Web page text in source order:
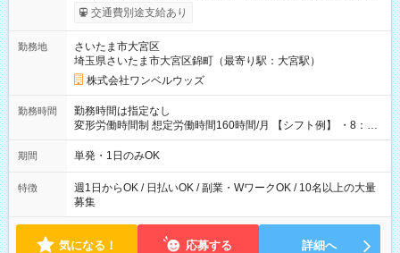
いOK！（規定あり） ┗働いたその日に現金GET♪ お仕事後はコ
ンビニATMから 日払い分を引き落とせます！ 【試用期間】試
交通費別途支給あり
勤務地
さいたま市大宮区
埼玉県さいたま市大宮区錦町（最寄り駅：大宮駅）
株式会社ワンベルウッズ
勤務時間
勤務時間は指定なし
変形労働時間制 想定労働時間160時間/月 【シフト例】 ・8：00
～21：00
期間 単発・1日のみOK
特徴
週1日からOK / 日払いOK / 副業・WワークOK / 10名以上の大量
募集
気になる！ 応募する 詳細へ